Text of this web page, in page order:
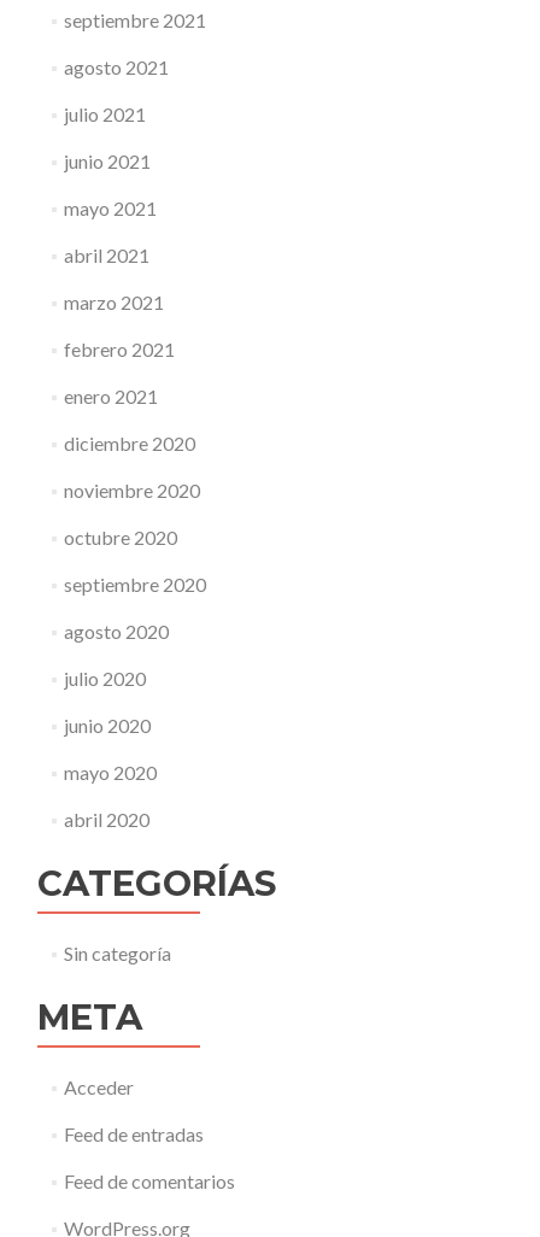
septiembre 2021
agosto 2021
julio 2021
junio 2021
mayo 2021
abril 2021
marzo 2021
febrero 2021
enero 2021
diciembre 2020
noviembre 2020
octubre 2020
septiembre 2020
agosto 2020
julio 2020
junio 2020
mayo 2020
abril 2020
CATEGORÍAS
Sin categoría
META
Acceder
Feed de entradas
Feed de comentarios
WordPress.org